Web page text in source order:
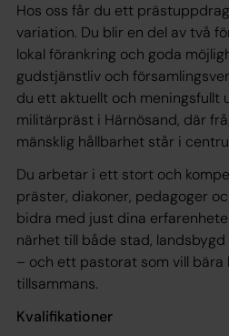
Hos oss får du ett
variation. Du blir en del av två
lokal förankring och goda
gudstjänstliv och
du ett aktuellt och meningsfullt
militärpräst i Härnösand, där
mänsklig hållbarhet står i
Du arbetar i ett stort och
präster, diakoner, pedagoger
bidra med just dina
närhet till både stad,
– och ett pastorat som vill bära
tillsammans.
Kvalifikationer